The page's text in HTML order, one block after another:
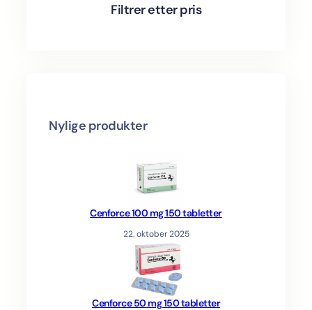
st
Filtrer etter pris
Nylige produkter
Cenforce 100 mg 150 tabletter
22. oktober 2025
Cenforce 50 mg 150 tabletter